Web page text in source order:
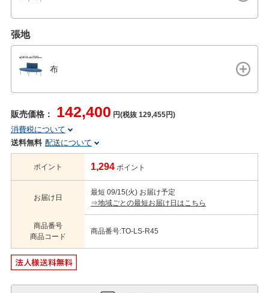
張地
布
販売価格： 142,400 円(税抜 129,455円)
消費税について
送料無料 配送について
ポイント 1,294 ポイント
お届け日
最短 09/15(火) お届け予定
⇒地域ごとの最短お届け日はこちら
商品番号
商品コード
商品番号:TO-LS-R45